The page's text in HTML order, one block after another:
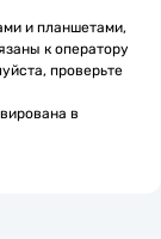
и планшетами,
к оператору
проверьте
в